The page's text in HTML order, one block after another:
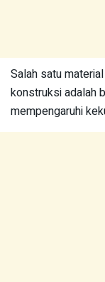
Salah satu
konstruksi adalah
mempengaruhi